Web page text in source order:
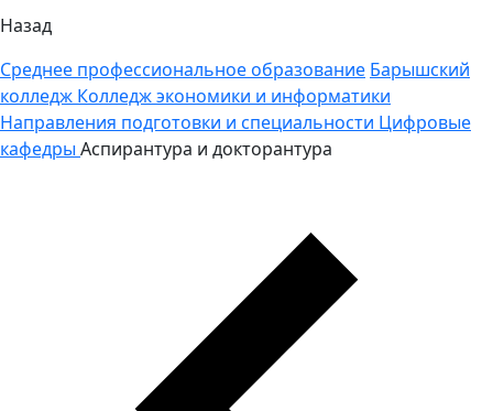
Назад
Среднее профессиональное образование Барышский
колледж Колледж экономики и информатики
Направления подготовки и специальности Цифровые
кафедры Аспирантура и докторантура